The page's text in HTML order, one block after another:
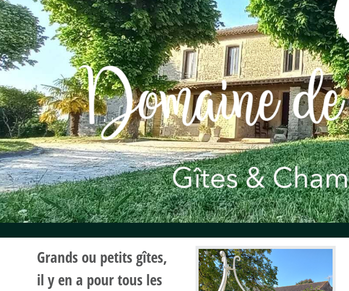
Grands ou petits gîtes,
il y en a pour tous les